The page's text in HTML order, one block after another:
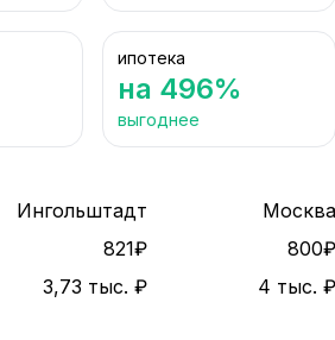
ипотека
на 496%
выгоднее
Ингольштадт
Москва
821₽
800₽
3,73 тыс. ₽ 4 тыс. ₽